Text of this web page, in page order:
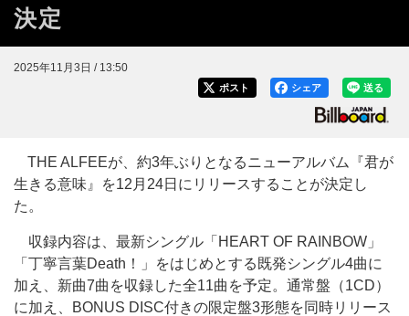
決定
2025年11月3日 / 13:50
送る
シェア
ポスト
THE ALFEEが、約3年ぶりとなるニューアルバム『君が
生きる意味』を12月24日にリリースすることが決定し
た。
収録内容は、最新シングル「HEART OF RAINBOW」
「丁寧言葉Death！」をはじめとする既発シングル4曲に
加え、新曲7曲を収録した全11曲を予定。通常盤（1CD）
に加え、BONUS DISC付きの限定盤3形態を同時リリース